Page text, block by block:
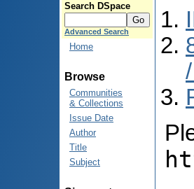
Search DSpace
Advanced Search
Home
Browse
Communities
& Collections
Issue Date
Author
Title
Subject